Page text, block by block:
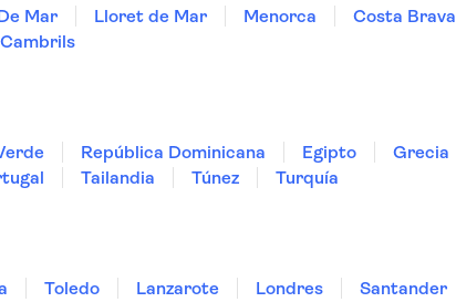
Mar Lloret de Mar Menorca Costa Brava
Cambrils
República Dominicana Egipto Grecia
Tailandia Túnez
Turquía
Toledo Lanzarote Londres Santander